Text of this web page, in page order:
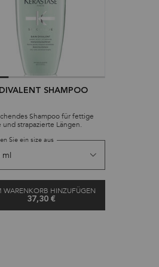
SHAMPOO
Shampoo für fettige
und strapazierte Längen.
Sie ein size aus
WARENKORB HINZUFÜGEN
37,30 €